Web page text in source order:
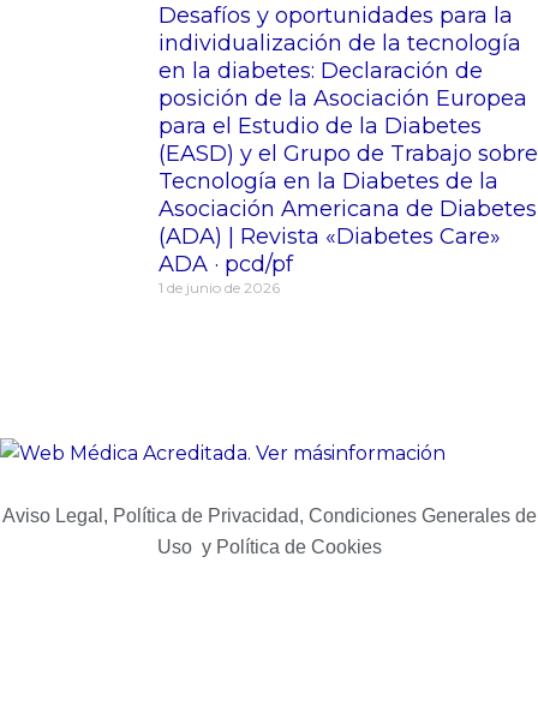
Desafíos y oportunidades para la
individualización de la tecnología
en la diabetes: Declaración de
posición de la Asociación Europea
para el Estudio de la Diabetes
(EASD) y el Grupo de Trabajo sobre
Tecnología en la Diabetes de la
Asociación Americana de Diabetes
(ADA) | Revista «Diabetes Care»
ADA · pcd/pf
1 de junio de 2026
Aviso Legal, Política de Privacidad, Condiciones Generales de
Uso y Política de Cookies